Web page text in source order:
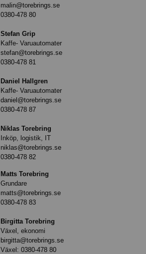
malin@torebrings.se
0380-478 80
Stefan Grip
Kaffe- Varuautomater
stefan@torebrings.se
0380-478 81
Daniel Hallgren
Kaffe- Varuautomater
daniel@torebrings.se
0380-478 87
Niklas Torebring
Inköp, logistik, IT
niklas@torebrings.se
0380-478 82
Matts Torebring
Grundare
matts@torebrings.se
0380-478 83
Birgitta Torebring
Växel, ekonomi
birgitta@torebrings.se
Växel: 0380-478 80